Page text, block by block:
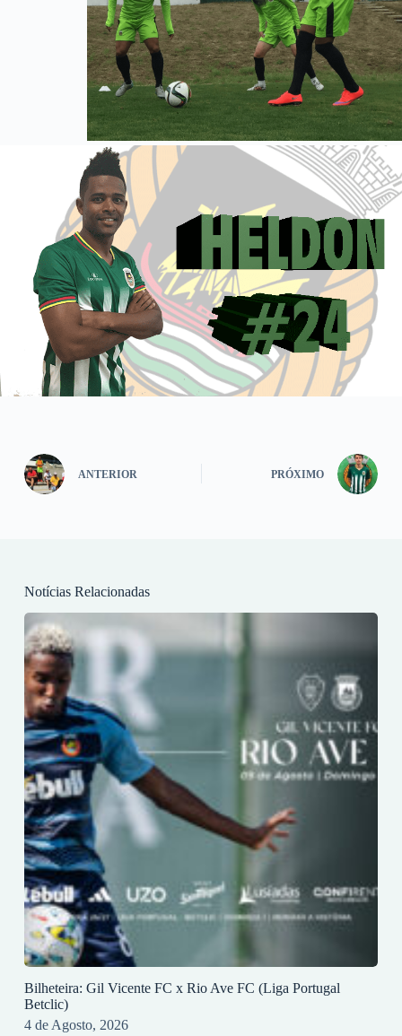
ANTERIOR PRÓXIMO
Notícias Relacionadas
Bilheteira: Gil Vicente FC x Rio Ave FC (Liga Portugal
Betclic)
4 de Agosto, 2026